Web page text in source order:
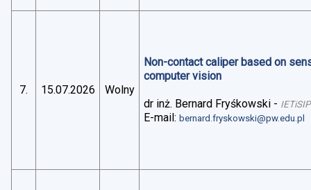
7. 15.07.2026 Wolny
Non-contact caliper based on
computer vision
dr inż. Bernard Fryśkowski - IETiSIP
E-mail:bernard.fryskowski@pw.edu.pl